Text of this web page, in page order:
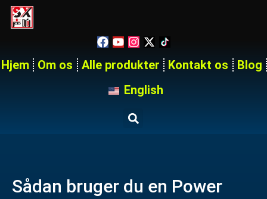
Hjem Om os Alle produkter Kontakt os
Blog
English
Sådan bruger du en Power